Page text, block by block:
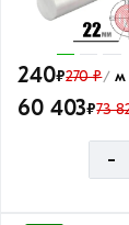
240₽270 ₽/ м
60 403₽73
-